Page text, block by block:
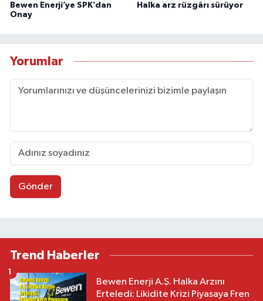
Bewen Enerji’ye SPK’dan
Onay
Halka arz rüzgârı sürüyor
Yorumlar
Gönder
Trend Haberler
Bewen Enerji A.Ş. Halka Arzını
Erteledi: Likidite Krizi Piyasaya Fren